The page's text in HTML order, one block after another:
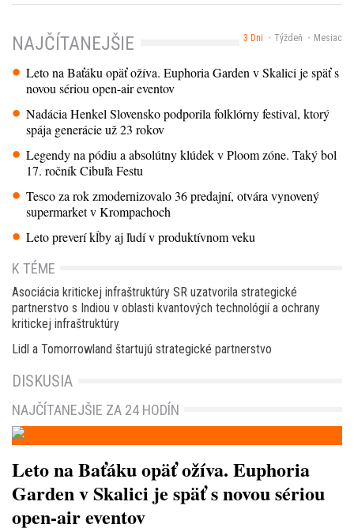
3 Dni Týždeň Mesiac
NAJČÍTANEJŠIE
Leto na Baťáku opäť ožíva. Euphoria Garden v Skalici je späť s
novou sériou open-air eventov
Nadácia Henkel Slovensko podporila folklórny festival, ktorý
spája generácie už 23 rokov
Legendy na pódiu a absolútny klúdek v Ploom zóne. Taký bol
17. ročník Cibuľa Festu
Tesco za rok zmodernizovalo 36 predajní, otvára vynovený
supermarket v Krompachoch
Leto preverí kĺby aj ľudí v produktívnom veku
K TÉME
Asociácia kritickej infraštruktúry SR uzatvorila strategické
partnerstvo s Indiou v oblasti kvantových technológií a ochrany
kritickej infraštruktúry
Lidl a Tomorrowland štartujú strategické partnerstvo
DISKUSIA
NAJČÍTANEJŠIE ZA 24 HODÍN
Leto na Baťáku opäť ožíva. Euphoria
Garden v Skalici je späť s novou sériou
open-air eventov